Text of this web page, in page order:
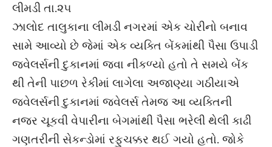
લીમડી તા.૨૫
ઝાલોદ તાલુકાના લીમડી નગરમાં એક ચોરીનો બનાવ
સામે આવ્યો છે જેમાં એક વ્યક્તિ બેંકમાંથી પૈસા ઉપાડી
જ્વેલર્સની દુકાનમાં જવા નીકળ્યો હતો તે સમયે બેંક
થી તેની પાછળ રેકીમાં લાગેલા અજાણ્યા ગઠીયાએ
જ્વેલર્સની દુકાનમાં જ્વેલર્સ તેમજ આ વ્યક્તિની
નજર ચૂકવી વેપારીના બેગમાંથી પૈસા ભરેલી થેલી કાઢી
ગણતરીની સેકન્ડોમાં રફુચક્કર થઈ ગયો હતો. જોકે